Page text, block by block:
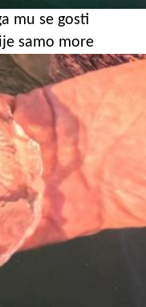
mu se gosti
samo more